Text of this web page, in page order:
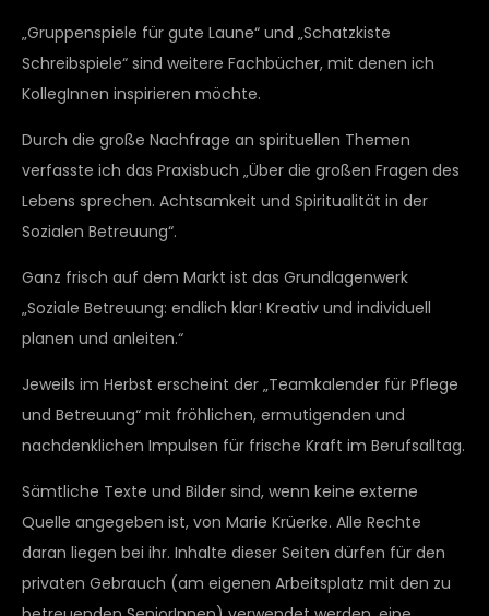
„Gruppenspiele für gute Laune“ und „Schatzkiste
Schreibspiele“ sind weitere Fachbücher, mit denen ich
KollegInnen inspirieren möchte.
Durch die große Nachfrage an spirituellen Themen
verfasste ich das Praxisbuch „Über die großen Fragen des
Lebens sprechen. Achtsamkeit und Spiritualität in der
Sozialen Betreuung“.
Ganz frisch auf dem Markt ist das Grundlagenwerk
„Soziale Betreuung: endlich klar! Kreativ und individuell
planen und anleiten.“
Jeweils im Herbst erscheint der „Teamkalender für Pflege
und Betreuung“ mit fröhlichen, ermutigenden und
nachdenklichen Impulsen für frische Kraft im Berufsalltag.
Sämtliche Texte und Bilder sind, wenn keine externe
Quelle angegeben ist, von Marie Krüerke. Alle Rechte
daran liegen bei ihr. Inhalte dieser Seiten dürfen für den
privaten Gebrauch (am eigenen Arbeitsplatz mit den zu